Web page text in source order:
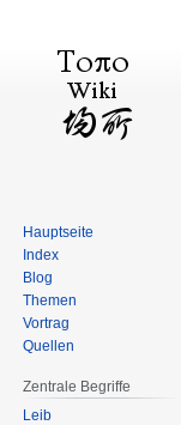
Hauptseite
Index
Blog
Themen
Vortrag
Quellen
Zentrale Begriffe
Leib